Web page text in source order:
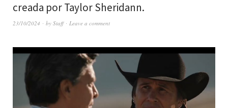
creada por Taylor Sheridann.
23/10/2024 by Staff Leave a comment